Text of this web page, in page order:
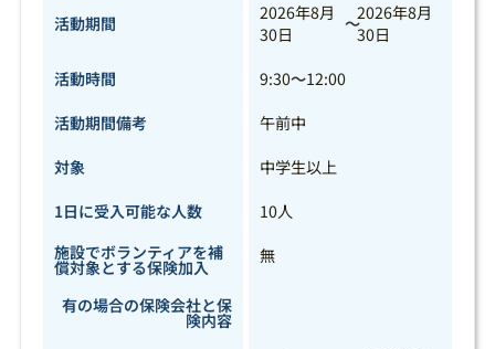
活動期間
2026年8月
30日
～2026年8月
30日
活動時間
9:30～12:00
活動期間備考
午前中
対象
中学生以上
1日に受入可能な人数
10人
施設でボランティアを補
償対象とする保険加入
無
有の場合の保険会社と保
険内容